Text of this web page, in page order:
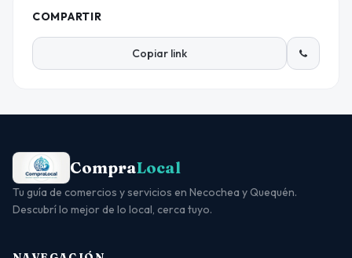
COMPARTIR
Copiar link
CompraLocal
Tu guía de comercios y servicios en Necochea y Quequén.
Descubrí lo mejor de lo local, cerca tuyo.